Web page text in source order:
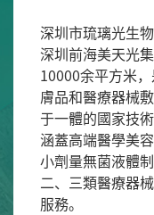
深圳市琉璃光生
深圳前海美天光
10000余平方米
膚品和醫療器械
于一體的國家技
涵蓋高端醫學美
小劑量無菌液體
二、三類醫療器
服務。